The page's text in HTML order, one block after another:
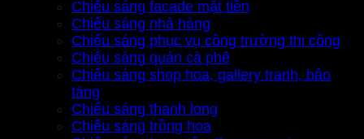
Chiếu sáng facade mặt tiền
Chiếu sáng nhà hàng
Chiếu sáng phục vụ công trường thi công
Chiếu sáng quán cà phê
Chiếu sáng shop hoa, gallery tranh, bảo
tàng
Chiếu sáng thanh long
Chiếu sáng trồng hoa